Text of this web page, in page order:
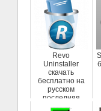
Revo
Uninstaller
скачать
бесплатно на
русском
последняя
версия